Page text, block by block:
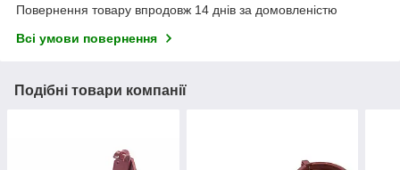
Повернення товару впродовж 14 днів за домовленістю
Всі умови повернення
Подібні товари компанії